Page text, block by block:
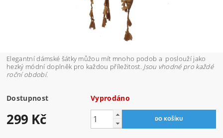
Elegantní dámské šátky můžou mít mnoho podob a poslouží jako
hezký módní doplněk pro každou příležitost. Jsou vhodné pro každé
roční období.
Dostupnost Vyprodáno
299 Kč